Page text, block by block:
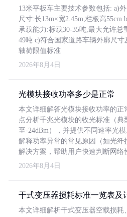
13米平板车主要技术参数包括: a)
尺寸:长13m×宽2.45m,栏板高55cm
承载能力:标载30-35吨,最大允许总
49吨 c)符合国家道路车辆外廓尺寸
轴荷限值标准
2026年8月4日
光模块接收功率多少是正常
本文详细解答光模块接收功率的正
点分析千兆光模块的收光标准（典
至-24dBm），并提供不同速率光
解释功率异常的常见原因（如光纤
解决方案，帮助用户快速判断网络
2026年8月4日
干式变压器损耗标准一览表及
本文详细解析干式变压器空载损耗